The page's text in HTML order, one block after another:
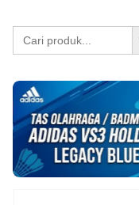
Search
for: